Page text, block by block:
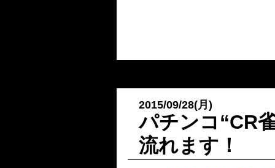
2015/09/28(月)
パチンコ“CR
流れます！